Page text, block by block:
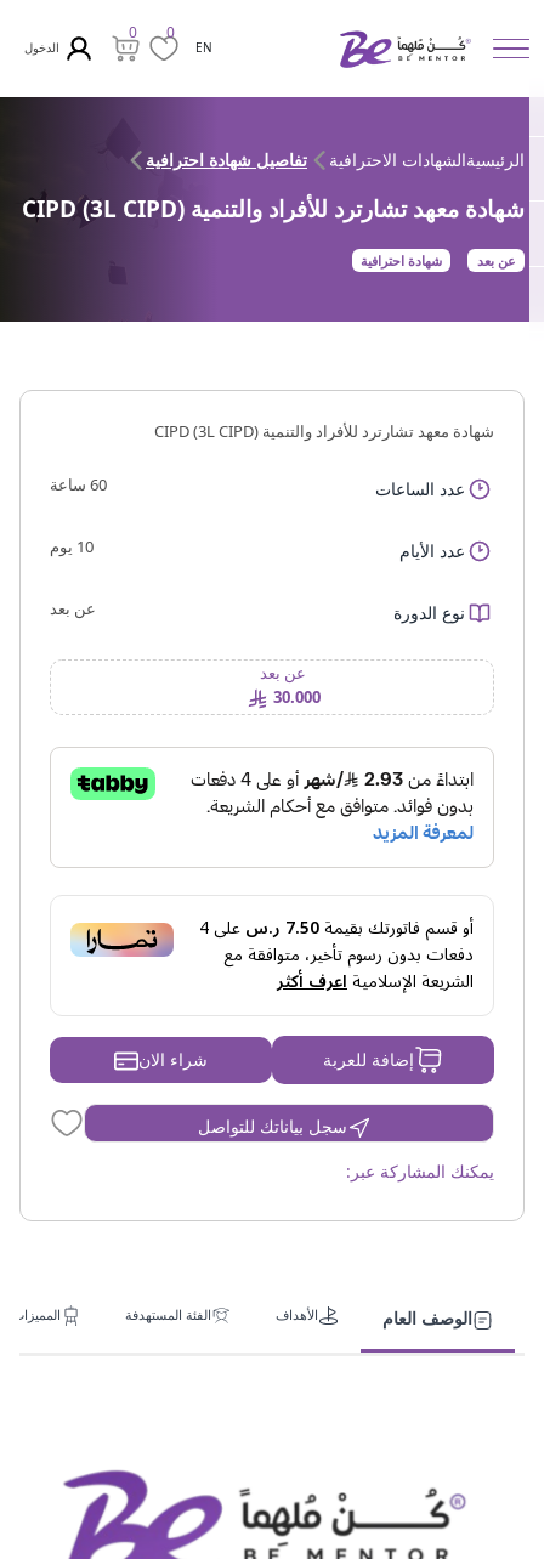
EN
0
0
الدخول
الرئيسيةالشهادات الاحترافية تفاصيل شهادة احترافية
شهادة معهد تشارترد للأفراد والتنمية (CIPD (3L CIPD
عن بعد شهادة احترافية
الوصف العام الأهداف الفئة المستهدفة المميزات
شهادة معهد تشارترد للأفراد والتنمية (CIPD (3L CIPD
عدد الساعات 60 ساعة
عدد الأيام 10 يوم
نوع الدورة عن بعد
عن بعد
30.000
أو قسم فاتورتك بقيمة7.50 ر.س على4
دفعات بدون رسوم تأخير، متوافقة مع
الشريعة الإسلاميةاعرف أكثر
إضافة للعربة شراء الان
سجل بياناتك للتواصل
يمكنك المشاركة عبر: